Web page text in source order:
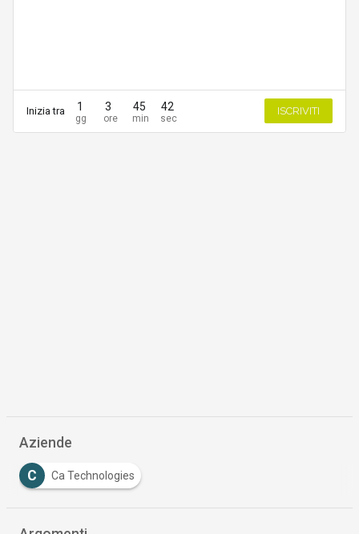
Inizia tra 1 3 45 42 ISCRIVITI
Aziende
C Ca Technologies